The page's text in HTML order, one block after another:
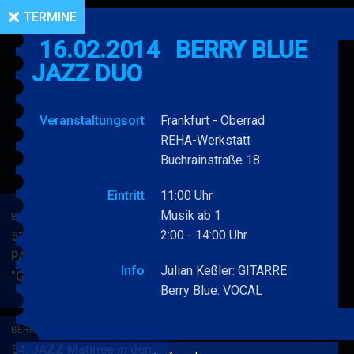
BERRY BLUE & BAND
53. JAZZ Matinee in den
PARKSIDE STUDIOS
"Gypsy Jazz"
BERRY
BERRY BLUE & BAND
54. JAZZ Matinee in den
TERMINE
16.02.2014
BERRY BLUE
JAZZ DUO
Veranstaltungsort
Frankfurt - Oberrad
REHA-Werkstatt
Buchrainstraße 18
Eintritt
11:00 Uhr
Musik ab 1
2:00 - 14:00 Uhr
Info
Julian Keßler: GITARRE
Berry Blue: VOCAL